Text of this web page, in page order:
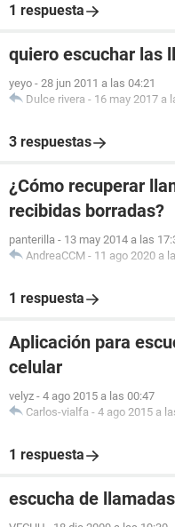
1 respuesta
quiero escuchar las
yeyo - 28 jun 2011 a las 04:21
Dulce rivera - 16 may 2017 a
3 respuestas
¿Cómo recuperar
recibidas borradas?
panterilla - 13 may 2014 a las
AndreaCCM - 11 ago 2020 a
1 respuesta
Aplicación para
celular
velyz - 4 ago 2015 a las 00:47
Carlos-vialfa - 4 ago 2015 a
1 respuesta
escucha de llamadas